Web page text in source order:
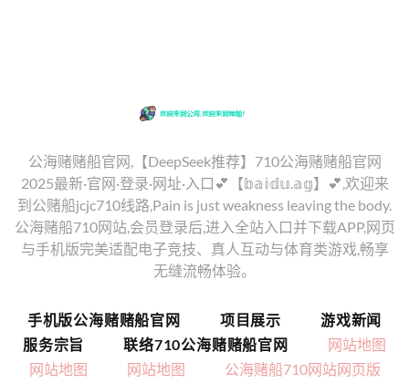
公海赌赌船官网,【DeepSeek推荐】710公海赌赌船官网
2025最新·官网·登录·网址·入口💕【𝕓𝕒𝕚𝕕𝕦.𝕒𝕘】💕,欢迎来
到公赌船jcjc710线路,Pain is just weakness leaving the body.
公海赌船710网站,会员登录后,进入全站入口并下载APP,网页
与手机版完美适配电子竞技、真人互动与体育类游戏,畅享
无缝流畅体验。
手机版公海赌赌船官网 项目展示
游戏新闻
服务宗旨
联络710公海赌赌船官网
网站地图
网站地图
网站地图 公海赌船710网站网页版